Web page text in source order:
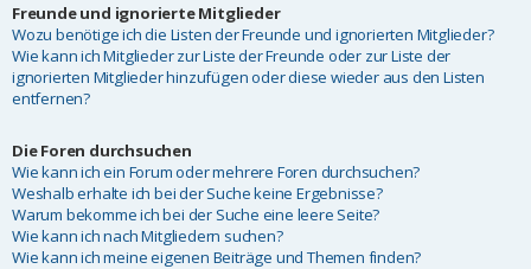
Freunde und ignorierte Mitglieder
Wozu benötige ich die Listen der Freunde und ignorierten Mitglieder?
Wie kann ich Mitglieder zur Liste der Freunde oder zur Liste der
ignorierten Mitglieder hinzufügen oder diese wieder aus den Listen
entfernen?
Die Foren durchsuchen
Wie kann ich ein Forum oder mehrere Foren durchsuchen?
Weshalb erhalte ich bei der Suche keine Ergebnisse?
Warum bekomme ich bei der Suche eine leere Seite?
Wie kann ich nach Mitgliedern suchen?
Wie kann ich meine eigenen Beiträge und Themen finden?